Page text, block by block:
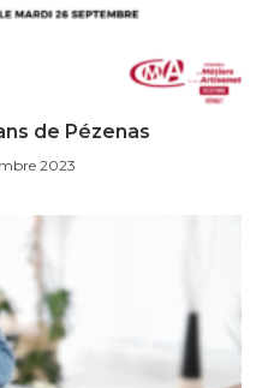
de Pézenas
2023